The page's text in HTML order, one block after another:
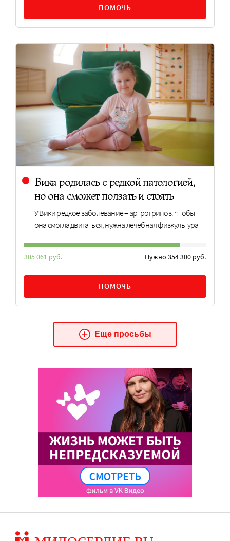
ПОМОЧЬ
Вика родилась с редкой патологией,
но она сможет ползать и стоять
У Вики редкое заболевание – артрогрипоз. Чтобы
она смогла двигаться, нужна лечебная физкультура
305 061 руб. Нужно 354 300 руб.
ПОМОЧЬ
Еще просьбы